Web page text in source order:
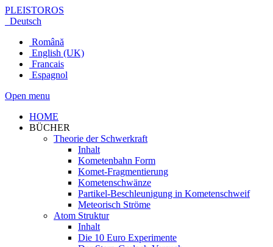
PLEISTOROS
Deutsch
Română
English (UK)
Francais
Espagnol
Open menu
HOME
BÜCHER
Theorie der Schwerkraft
Inhalt
Kometenbahn Form
Komet-Fragmentierung
Kometenschwänze
Partikel-Beschleunigung in Kometenschweif
Meteorisch Ströme
Atom Struktur
Inhalt
Die 10 Euro Experimente